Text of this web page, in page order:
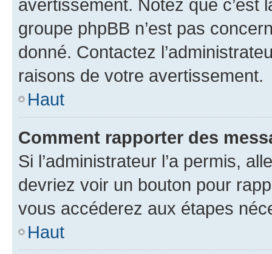
avertissement. Notez que c’est
groupe phpBB n’est pas
donné. Contactez
raisons de votre avertissement.
Haut
Comment rapporter des
Si l’administrateur l’a permis,
devriez voir un bouton pour
vous accéderez aux étapes
Haut